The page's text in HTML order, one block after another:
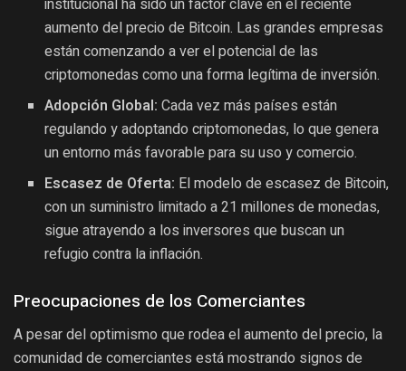
aumento del precio de Bitcoin. Las grandes empresas
están comenzando a ver el potencial de las
criptomonedas como una forma legítima de inversión.
Adopción Global: Cada vez más países están
regulando y adoptando criptomonedas, lo que genera
un entorno más favorable para su uso y comercio.
Escasez de Oferta: El modelo de escasez de Bitcoin,
con un suministro limitado a 21 millones de monedas,
sigue atrayendo a los inversores que buscan un
refugio contra la inflación.
Preocupaciones de los Comerciantes
A pesar del optimismo que rodea el aumento del precio, la
comunidad de comerciantes está mostrando signos de